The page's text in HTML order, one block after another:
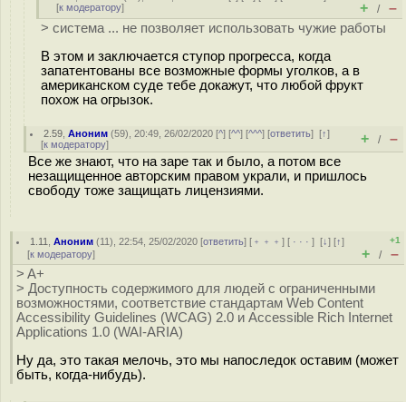
[к модератору] + / –
> система ... не позволяет использовать чужие работы
В этом и заключается ступор прогресса, когда
запатентованы все возможные формы уголков, а в
американском суде тебе докажут, что любой фрукт
похож на огрызок.
2.59 ,Аноним (59), 20:49, 26/02/2020 [^] [^^] [^^^] [ответить][↑]
[к модератору] + / –
Все же знают, что на заре так и было, а потом все
незащищенное авторским правом украли, и пришлось
свободу тоже защищать лицензиями.
1.11 ,Аноним (11), 22:54, 25/02/2020 [ответить] [ ﹢﹢﹢] [ · · ·][↓] [↑]
[к модератору]
+1
+ / –
> A+
> Доступность содержимого для людей с ограниченными
возможностями, соответствие стандартам Web Content
Accessibility Guidelines (WCAG) 2.0 и Accessible Rich Internet
Applications 1.0 (WAI-ARIA)
Ну да, это такая мелочь, это мы напоследок оставим (может
быть, когда-нибудь).